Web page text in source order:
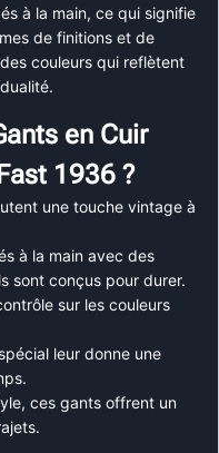
à la main, ce qui signifie
de finitions et de
couleurs qui reflètent
en Cuir
1936 ?
une touche vintage à
à la main avec des
sont conçus pour durer.
sur les couleurs
leur donne une
ces gants offrent un